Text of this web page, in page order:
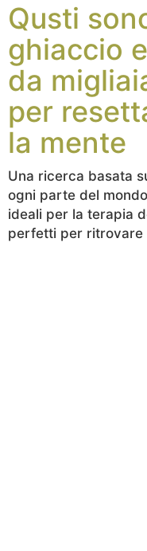
Qusti
ghiaccio
da
per
la mente
Una ricerca basata
ogni parte del
ideali per la terapia
perfetti per ritrovare